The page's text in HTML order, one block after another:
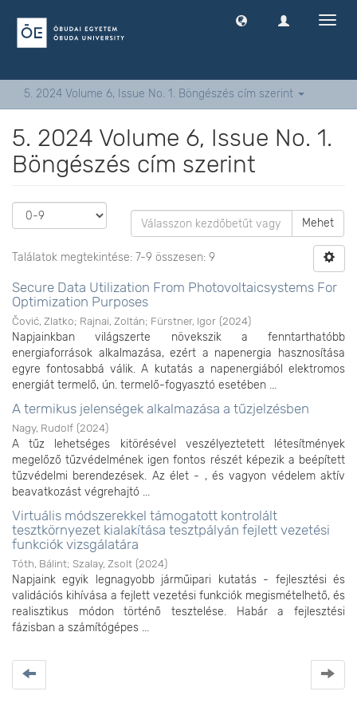
5. 2024 Volume 6, Issue No. 1. Böngészés cím szerint
5. 2024 Volume 6, Issue No. 1.
Böngészés cím szerint
Mehet
Találatok megtekintése: 7-9 összesen: 9
Secure Data Utilization From Photovoltaicsystems For
Optimization Purposes
Čović, Zlatko; Rajnai, Zoltán; Fürstner, Igor (2024)
Napjainkban világszerte növekszik a fenntarthatóbb
energiaforrások alkalmazása, ezért a napenergia hasznosítása
egyre fontosabbá válik. A kutatás a napenergiából elektromos
energiát termelő, ún. termelő-fogyasztó esetében ...
A termikus jelenségek alkalmazása a tűzjelzésben
Nagy, Rudolf (2024)
A tűz lehetséges kitörésével veszélyeztetett létesítmények
megelőző tűzvédelmének igen fontos részét képezik a beépített
tűzvédelmi berendezések. Az élet - , és vagyon védelem aktív
beavatkozást végrehajtó ...
Virtuális módszerekkel támogatott kontrolált
tesztkörnyezet kialakítása tesztpályán fejlett vezetési
funkciók vizsgálatára
Tóth, Bálint; Szalay, Zsolt (2024)
Napjaink egyik legnagyobb járműipari kutatás - fejlesztési és
validációs kihívása a fejlett vezetési funkciók megismételhető, és
realisztikus módon történő tesztelése. Habár a fejlesztési
fázisban a számítógépes ...